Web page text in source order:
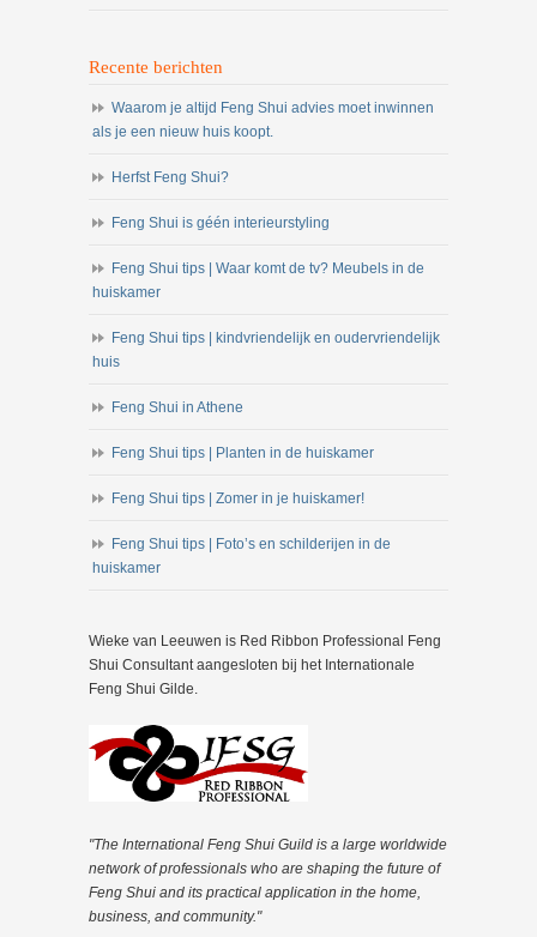
Recente berichten
Waarom je altijd Feng Shui advies moet inwinnen
als je een nieuw huis koopt.
Herfst Feng Shui?
Feng Shui is géén interieurstyling
Feng Shui tips | Waar komt de tv? Meubels in de
huiskamer
Feng Shui tips | kindvriendelijk en oudervriendelijk
huis
Feng Shui in Athene
Feng Shui tips | Planten in de huiskamer
Feng Shui tips | Zomer in je huiskamer!
Feng Shui tips | Foto’s en schilderijen in de
huiskamer
Wieke van Leeuwen is Red Ribbon Professional Feng
Shui Consultant aangesloten bij het Internationale
Feng Shui Gilde.
"The International Feng Shui Guild is a large worldwide
network of professionals who are shaping the future of
Feng Shui and its practical application in the home,
business, and community."